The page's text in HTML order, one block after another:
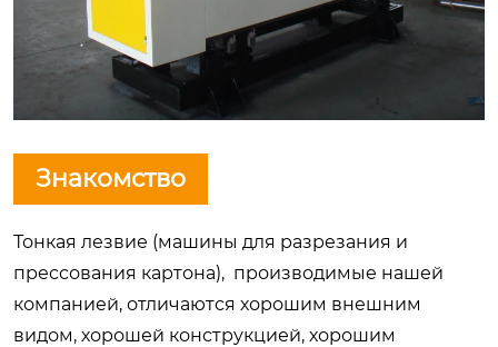
Знакомство
Тонкая лезвие (машины для разрезания и
прессования картона), производимые нашей
компанией, отличаются хорошим внешним
видом, хорошей конструкцией, хорошим